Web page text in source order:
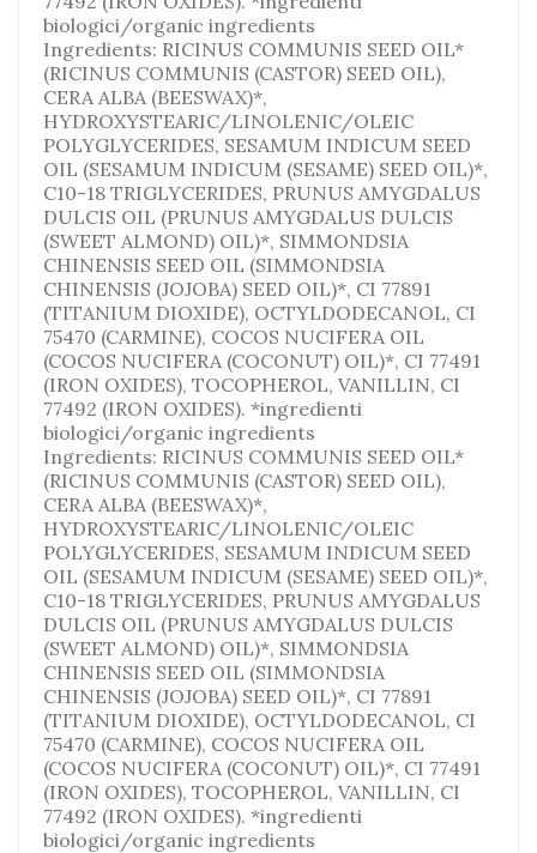
biologici/organic ingredients
Ingredients: RICINUS COMMUNIS SEED OIL*
(RICINUS COMMUNIS (CASTOR) SEED OIL),
CERA ALBA (BEESWAX)*,
HYDROXYSTEARIC/LINOLENIC/OLEIC
POLYGLYCERIDES, SESAMUM INDICUM SEED
OIL (SESAMUM INDICUM (SESAME) SEED OIL)*,
C10-18 TRIGLYCERIDES, PRUNUS AMYGDALUS
DULCIS OIL (PRUNUS AMYGDALUS DULCIS
(SWEET ALMOND) OIL)*, SIMMONDSIA
CHINENSIS SEED OIL (SIMMONDSIA
CHINENSIS (JOJOBA) SEED OIL)*, CI 77891
(TITANIUM DIOXIDE), OCTYLDODECANOL, CI
75470 (CARMINE), COCOS NUCIFERA OIL
(COCOS NUCIFERA (COCONUT) OIL)*, CI 77491
(IRON OXIDES), TOCOPHEROL, VANILLIN, CI
77492 (IRON OXIDES). *ingredienti
biologici/organic ingredients
Ingredients: RICINUS COMMUNIS SEED OIL*
(RICINUS COMMUNIS (CASTOR) SEED OIL),
CERA ALBA (BEESWAX)*,
HYDROXYSTEARIC/LINOLENIC/OLEIC
POLYGLYCERIDES, SESAMUM INDICUM SEED
OIL (SESAMUM INDICUM (SESAME) SEED OIL)*,
C10-18 TRIGLYCERIDES, PRUNUS AMYGDALUS
DULCIS OIL (PRUNUS AMYGDALUS DULCIS
(SWEET ALMOND) OIL)*, SIMMONDSIA
CHINENSIS SEED OIL (SIMMONDSIA
CHINENSIS (JOJOBA) SEED OIL)*, CI 77891
(TITANIUM DIOXIDE), OCTYLDODECANOL, CI
75470 (CARMINE), COCOS NUCIFERA OIL
(COCOS NUCIFERA (COCONUT) OIL)*, CI 77491
(IRON OXIDES), TOCOPHEROL, VANILLIN, CI
77492 (IRON OXIDES). *ingredienti
biologici/organic ingredients